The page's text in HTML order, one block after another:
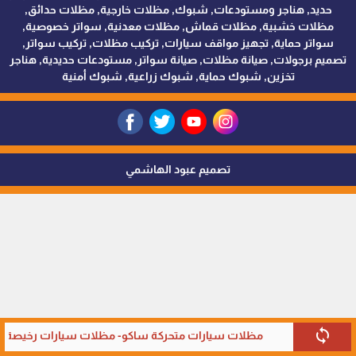
sync مظلات سيارات متحركة ساكو- مظلات سيارات رخيصة
حديد, هناجر ومستودعات, شبوك, مظلات خارجية, مظلات حدائق,
مظلات خشبية, مظلات قماش, مظلات معدنية, سواتر خصوصية,
سواتر حماية, تجهيز مواقف سيارات, تركيب مظلات, تركيب سواتر,
تصميم برجولات, صيانة مظلات, صيانة سواتر, مستودعات حديدية, هناجر
تخزين, شبوك حماية, شبوك زراعية, شبوك أمنية
تصميم عبود الهاشمي